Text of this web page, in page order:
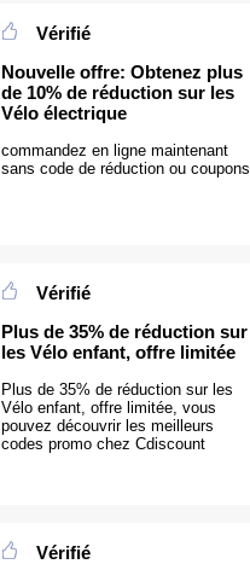
Vérifié
Nouvelle offre: Obtenez plus
de 10% de réduction sur les
Vélo électrique
commandez en ligne maintenant
sans code de réduction ou coupons
Vérifié
Plus de 35% de réduction sur
les Vélo enfant, offre limitée
Plus de 35% de réduction sur les
Vélo enfant, offre limitée, vous
pouvez découvrir les meilleurs
codes promo chez Cdiscount
Vérifié